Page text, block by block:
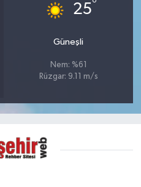
25°
Güneşli
Nem: %61
Rüzgar: 9.11 m/s